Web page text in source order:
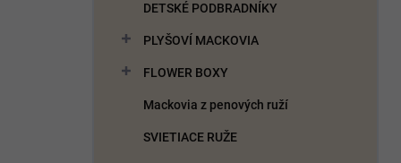
DETSKÉ PODBRADNÍKY
PLYŠOVÍ MACKOVIA
FLOWER BOXY
Mackovia z penových ruží
SVIETIACE RUŽE